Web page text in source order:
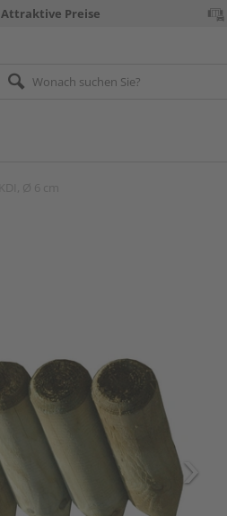
Attraktive Preise